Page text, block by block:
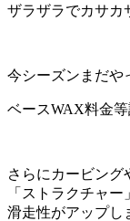
ザラザラでカサカ
今シーズンまだや
ベースWAX料
さらにカービング
「ストラクチャ
滑走性がアップし